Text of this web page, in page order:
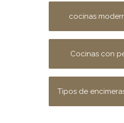
cocinas
Cocinas con
Tipos de